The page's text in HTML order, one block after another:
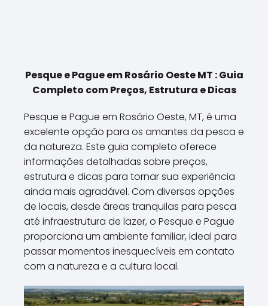
Pesque e Pague em Rosário Oeste MT : Guia
Completo com Preços, Estrutura e Dicas
Pesque e Pague em Rosário Oeste, MT, é uma
excelente opção para os amantes da pesca e
da natureza. Este guia completo oferece
informações detalhadas sobre preços,
estrutura e dicas para tornar sua experiência
ainda mais agradável. Com diversas opções
de locais, desde áreas tranquilas para pesca
até infraestrutura de lazer, o Pesque e Pague
proporciona um ambiente familiar, ideal para
passar momentos inesquecíveis em contato
com a natureza e a cultura local.